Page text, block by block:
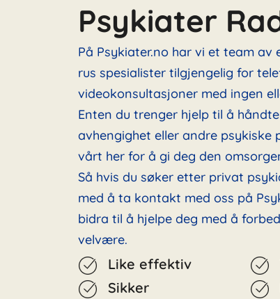
Psykiater
På Psykiater.no har vi et team
rus spesialister tilgjengelig for
videokonsultasjoner med ingen
Enten du trenger hjelp til å
avhengighet eller andre psykiske
vårt her for å gi deg den
Så hvis du søker etter privat
med å ta kontakt med oss på
bidra til å hjelpe deg med å
velvære.
Like effektiv
Sikker